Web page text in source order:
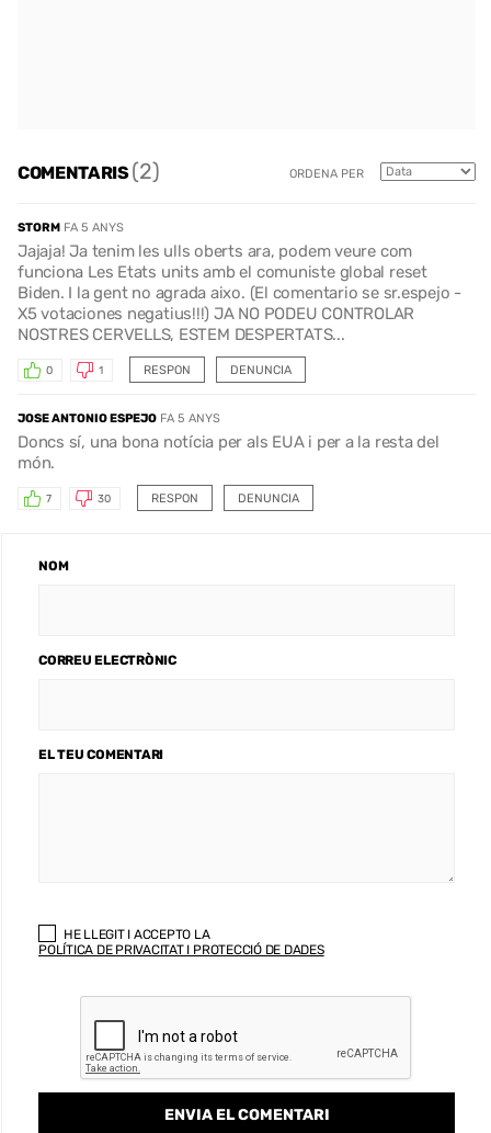
COMENTARIS(2) ORDENA PER
STORM FA 5 ANYS
Jajaja! Ja tenim les ulls oberts ara, podem veure com
funciona Les Etats units amb el comuniste global reset
Biden. I la gent no agrada aixo. (El comentario se sr.espejo -
X5 votaciones negatius!!!) JA NO PODEU CONTROLAR
NOSTRES CERVELLS, ESTEM DESPERTATS...
RESPON
0 1 DENUNCIA
JOSE ANTONIO ESPEJO FA 5 ANYS
Doncs sí, una bona notícia per als EUA i per a la resta del
món.
RESPON
7 30 DENUNCIA
NOM
CORREU ELECTRÒNIC
EL TEU COMENTARI
HE LLEGIT I ACCEPTO LA
POLÍTICA DE PRIVACITAT I PROTECCIÓ DE DADES